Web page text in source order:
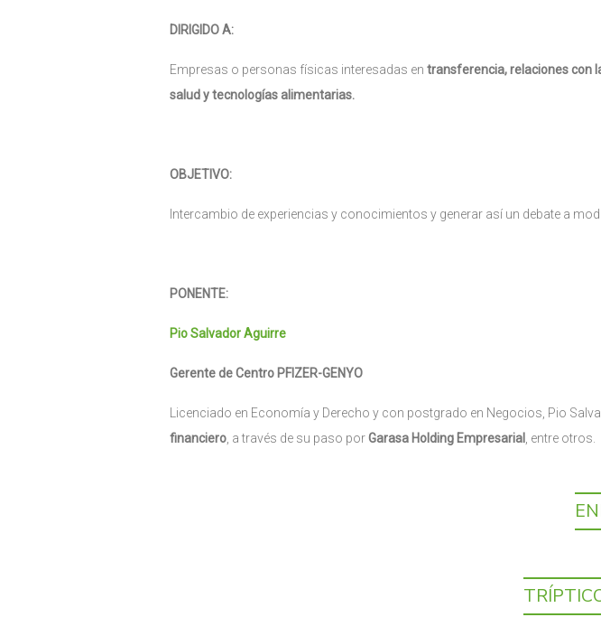
DIRIGIDO A:
Empresas o personas físicas interesadas en transferencia, relaciones con
salud y tecnologías alimentarias.
OBJETIVO:
Intercambio de experiencias y conocimientos y generar así un debate a
PONENTE:
Pio Salvador Aguirre
Gerente de Centro PFIZER-GENYO
Licenciado en Economía y Derecho y con postgrado en Negocios, Pio
financiero , a través de su paso porGarasa Holding Empresarial , entre otros.